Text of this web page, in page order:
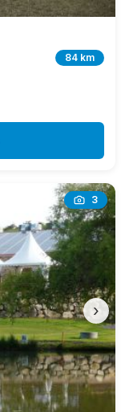
84 km
3
›